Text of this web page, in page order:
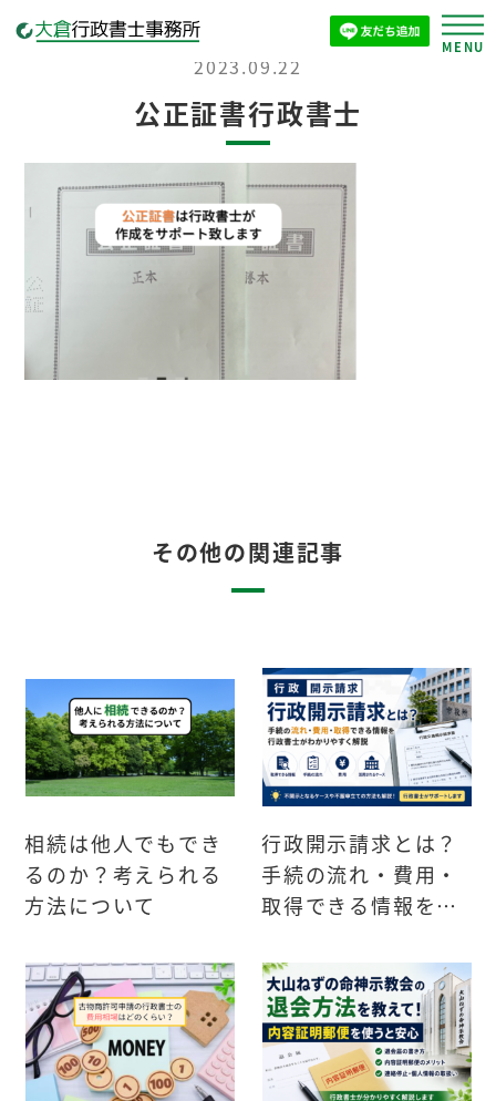
2023.09.22
公正証書行政書士
その他の関連記事
相続は他人でもでき
るのか？考えられる
方法について
行政開示請求とは？
手続の流れ・費用・
取得できる情報を行